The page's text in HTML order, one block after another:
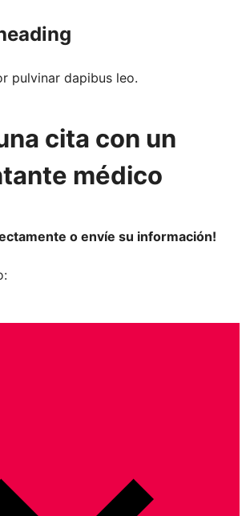
pulvinar dapibus leo.
cita con un
médico
o envíe su información!